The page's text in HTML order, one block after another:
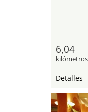
6,04
kilómetros
Detalles